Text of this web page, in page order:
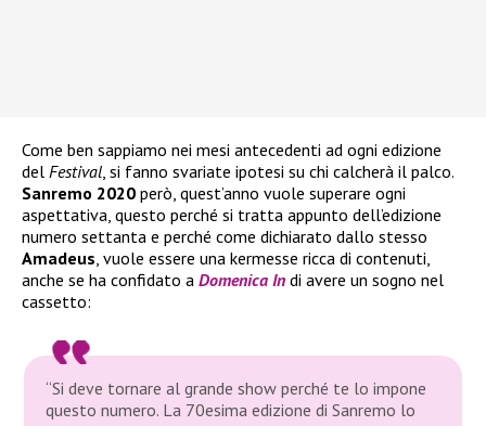
Come ben sappiamo nei mesi antecedenti ad ogni edizione
del Festival, si fanno svariate ipotesi su chi calcherà il palco.
Sanremo 2020 però, quest’anno vuole superare ogni
aspettativa, questo perché si tratta appunto dell’edizione
numero settanta e perché come dichiarato dallo stesso
Amadeus, vuole essere una kermesse ricca di contenuti,
anche se ha confidato a Domenica In di avere un sogno nel
cassetto:
“Si deve tornare al grande show perché te lo impone
questo numero. La 70esima edizione di Sanremo lo